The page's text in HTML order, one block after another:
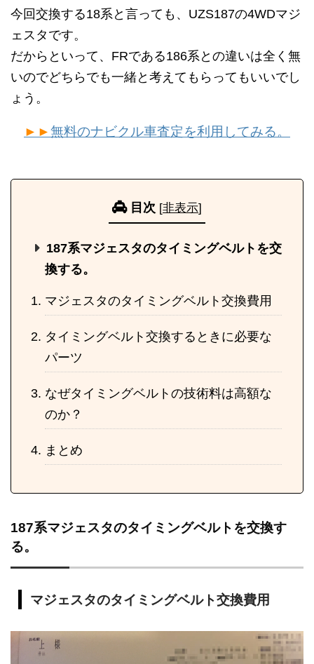
今回交換する18系と言っても、UZS187の4WDマジ
ェスタです。
だからといって、FRである186系との違いは全く無
いのでどちらでも一緒と考えてもらってもいいでし
ょう。
►►無料のナビクル車査定を利用してみる。
目次 [非表示]
187系マジェスタのタイミングベルトを交
換する。
マジェスタのタイミングベルト交換費用
タイミングベルト交換するときに必要な
パーツ
なぜタイミングベルトの技術料は高額な
のか？
まとめ
187系マジェスタのタイミングベルトを交換す
る。
マジェスタのタイミングベルト交換費用